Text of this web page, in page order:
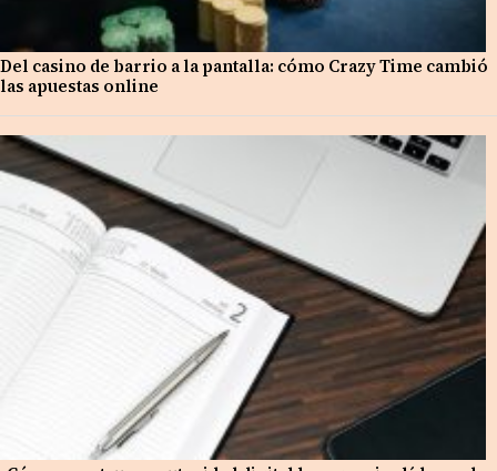
Del casino de barrio a la pantalla: cómo Crazy Time cambió
las apuestas online